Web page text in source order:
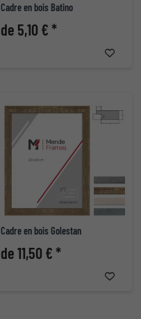
Cadre en bois Batino
de 5,10 € *
Cadre en bois Golestan
de 11,50 € *